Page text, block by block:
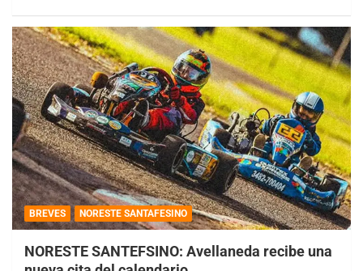
BREVES NORESTE SANTAFESINO
NORESTE SANTEFSINO: Avellaneda recibe una